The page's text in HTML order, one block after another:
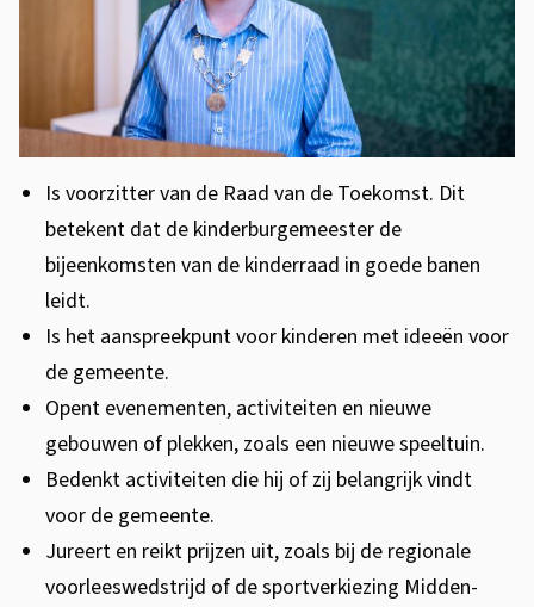
n
d
e
r
e
e
s
Is voorzitter van de Raad van de Toekomst. Dit
betekent dat de kinderburgemeester de
bijeenkomsten van de kinderraad in goede banen
leidt.
Is het aanspreekpunt voor kinderen met ideeën voor
de gemeente.
Opent evenementen, activiteiten en nieuwe
gebouwen of plekken, zoals een nieuwe speeltuin.
Bedenkt activiteiten die hij of zij belangrijk vindt
voor de gemeente.
Jureert en reikt prijzen uit, zoals bij de regionale
voorleeswedstrijd of de sportverkiezing Midden-